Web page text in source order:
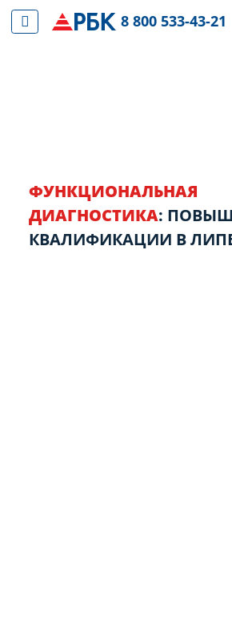
ФУНКЦИОНАЛЬНАЯ
ДИАГНОСТИКА:
КВАЛИФИКАЦИИ В
8 800 533-43-21